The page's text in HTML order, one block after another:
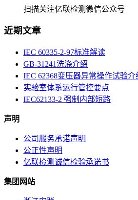
扫描关注亿联检测微信公众号
近期文章
IEC 60335-2-97标准解读
GB-31241洗涤介绍
IEC 62368变压器异常操作试验介
实验室体系运行管控要点
IEC62133-2 强制内部短路
声明
公司服务承诺声明
公正性声明
亿联检测诚信检验承诺书
集团网站